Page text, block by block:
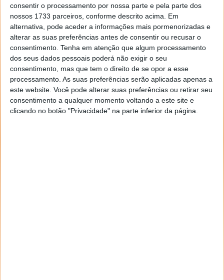
consentir o processamento por nossa parte e pela parte dos
nossos 1733 parceiros, conforme descrito acima. Em
alternativa, pode aceder a informações mais pormenorizadas e
alterar as suas preferências antes de consentir ou recusar o
consentimento. Tenha em atenção que algum processamento
dos seus dados pessoais poderá não exigir o seu
consentimento, mas que tem o direito de se opor a esse
processamento. As suas preferências serão aplicadas apenas a
este website. Você pode alterar suas preferências ou retirar seu
consentimento a qualquer momento voltando a este site e
clicando no botão "Privacidade" na parte inferior da página.